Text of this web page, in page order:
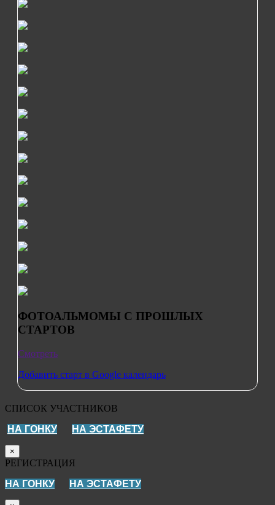
ФОТОАЛЬМОМЫ С ПРОШЛЫХ
СТАРТОВ
Смотреть
Добавить старт в Google календарь
СПИСОК УЧАСТНИКОВ
НА ГОНКУ
НА ЭСТАФЕТУ
×
РЕГИСТРАЦИЯ
НА ГОНКУ
НА ЭСТАФЕТУ